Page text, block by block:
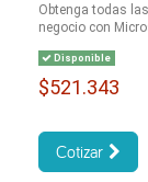
Obtenga todas
negocio con
Disponible
$521.343
Cotizar